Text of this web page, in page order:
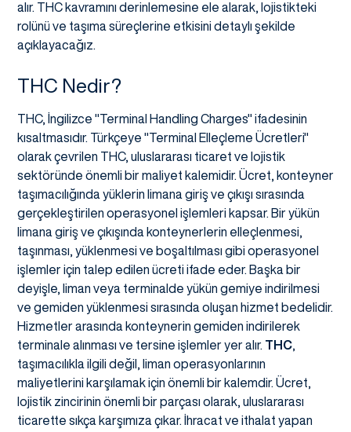
alır. THC kavramını derinlemesine ele alarak, lojistikteki
rolünü ve taşıma süreçlerine etkisini detaylı şekilde
açıklayacağız.
THC Nedir?
THC, İngilizce "Terminal Handling Charges" ifadesinin
kısaltmasıdır. Türkçeye "Terminal Elleçleme Ücretleri"
olarak çevrilen THC, uluslararası ticaret ve lojistik
sektöründe önemli bir maliyet kalemidir. Ücret, konteyner
taşımacılığında yüklerin limana giriş ve çıkışı sırasında
gerçekleştirilen operasyonel işlemleri kapsar. Bir yükün
limana giriş ve çıkışında konteynerlerin elleçlenmesi,
taşınması, yüklenmesi ve boşaltılması gibi operasyonel
işlemler için talep edilen ücreti ifade eder. Başka bir
deyişle, liman veya terminalde yükün gemiye indirilmesi
ve gemiden yüklenmesi sırasında oluşan hizmet bedelidir.
Hizmetler arasında konteynerin gemiden indirilerek
terminale alınması ve tersine işlemler yer alır. THC,
taşımacılıkla ilgili değil, liman operasyonlarının
maliyetlerini karşılamak için önemli bir kalemdir. Ücret,
lojistik zincirinin önemli bir parçası olarak, uluslararası
ticarette sıkça karşımıza çıkar. İhracat ve ithalat yapan